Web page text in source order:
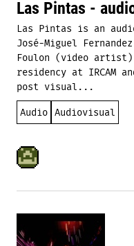
Las Pintas -
Las Pintas is an
José-Miguel
Foulon (video
residency at IRCAM
post visual...
Audio Audiovisual